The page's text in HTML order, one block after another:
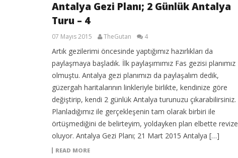
Antalya Gezi Planı; 2 Günlük Antalya
Turu – 4
07 Mayıs 2015 TheGutan 4
Artık gezilerimi öncesinde yaptığımız hazırlıkları da
paylaşmaya başladık. İlk paylaşımımız Fas gezisi planımız
olmuştu. Antalya gezi planımızı da paylaşalım dedik,
güzergah haritalarının linkleriyle birlikte, kendinize göre
değiştirip, kendi 2 günlük Antalya turunuzu çıkarabilirsiniz.
Planladığımız ile gerçekleşenin tam olarak birbiri ile
örtüşmediğini de belirteyim, yoldayken plan elbette revize
oluyor. Antalya Gezi Planı; 21 Mart 2015 Antalya […]
READ MORE